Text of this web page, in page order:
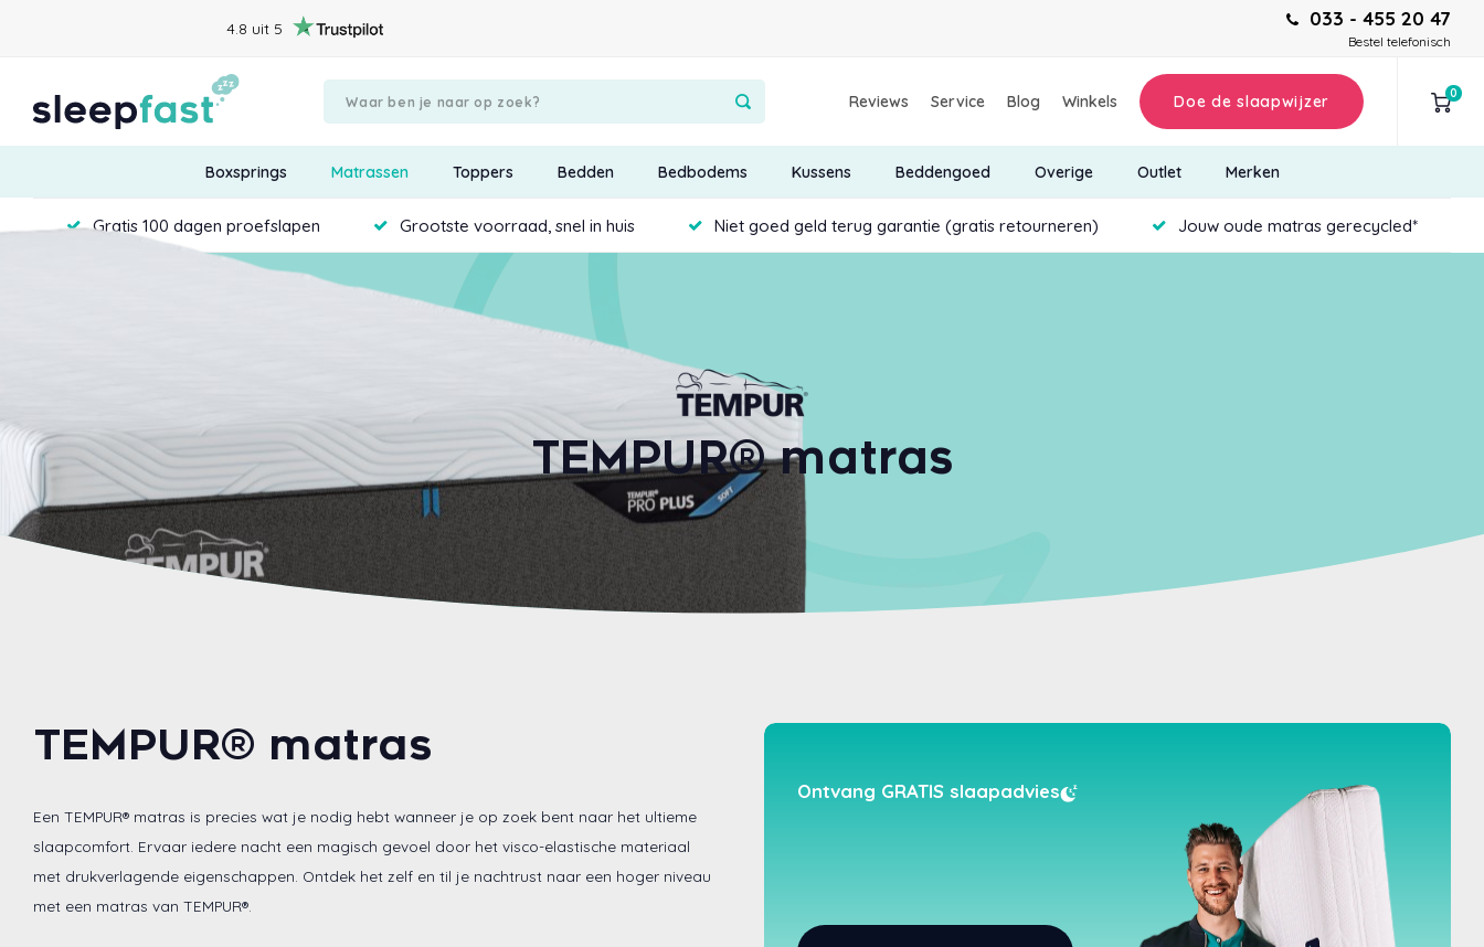
4.8 uit 5 033 - 455 20 47
Bestel telefonisch
Reviews Service Blog Winkels Doe de slaapwijzer 0
Boxsprings Matrassen Toppers Bedden Bedbodems Kussens Beddengoed Overige Outlet Merken
Gratis 100 dagen proefslapen Grootste voorraad, snel in huis Niet goed geld terug garantie (gratis retourneren) Jouw oude matras gerecycled*
TEMPUR® matras
TEMPUR® matras
Een TEMPUR® matras is precies wat je nodig hebt wanneer je op zoek bent naar het ultieme
slaapcomfort. Ervaar iedere nacht een magisch gevoel door het visco-elastische materiaal
met drukverlagende eigenschappen. Ontdek het zelf en til je nachtrust naar een hoger niveau
met een matras van TEMPUR®.
Ontvang GRATIS slaapadvies